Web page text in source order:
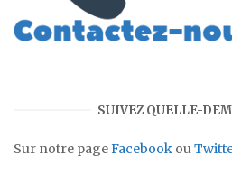
SUIVEZ QUELLE-
Sur notre pageFacebook ou